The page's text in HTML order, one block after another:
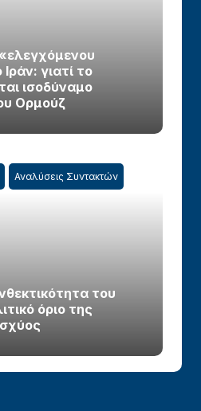
γιατί το
ισοδύναμο
Ορμούζ
Αναλύσεις Συντακτών
του
όριο της